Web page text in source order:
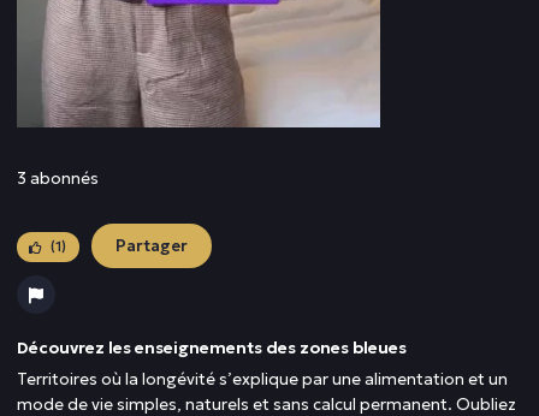
3 abonnés
(1) Partager
Découvrez les enseignements des zones bleues
Territoires où la longévité s’explique par une alimentation et un
mode de vie simples, naturels et sans calcul permanent. Oubliez